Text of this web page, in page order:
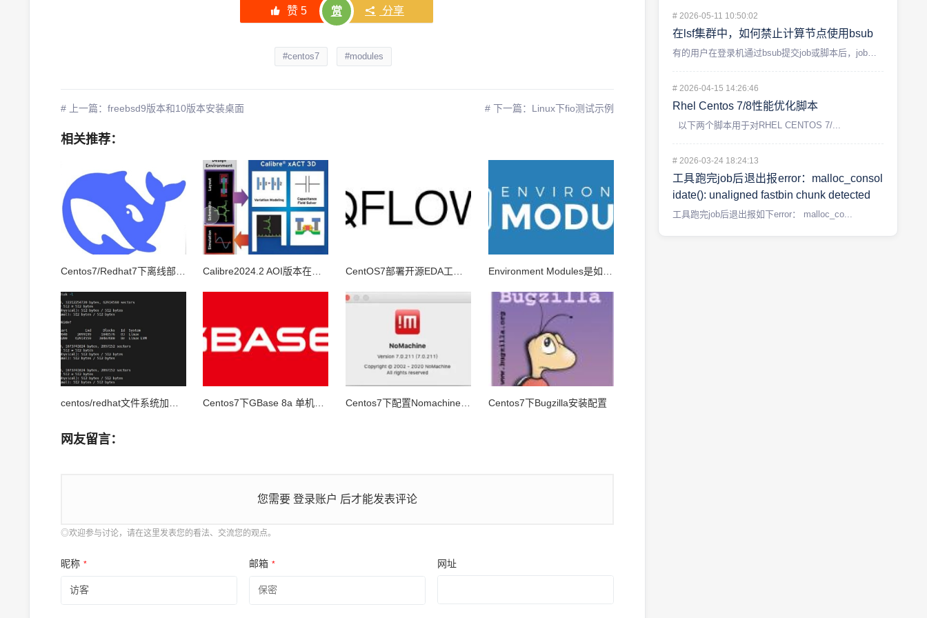
赞 5 赏 分享
#centos7 #modules
# 上一篇：freebsd9版本和10版本安装桌面 # 下一篇：Linux下fio测试示例
相关推荐：
Centos7下Bugzilla安装配置
网友留言：
您需要 登录账户 后才能发表评论
◎欢迎参与讨论，请在这里发表您的看法、交流您的观点。
昵称 * 邮箱 * 网址
#2026-05-11 10:50:02
在lsf集群中，如何禁止计算节点使用bsub
#2026-04-15 14:26:46
Rhel Centos 7/8性能优化脚本
以下两个脚本用于对RHEL CENTOS 7/...
#2026-03-24 18:24:13
工具跑完job后退出报error：malloc_consol
idate(): unaligned fastbin chunk detected
工具跑完job后退出报如下error： malloc_co...